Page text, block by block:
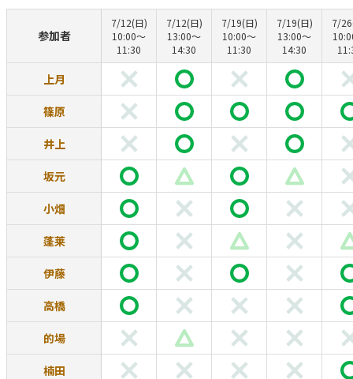
参加者
7/12(日)
10:00〜
11:30
7/12(日)
13:00〜
14:30
7/19(日)
10:00〜
11:30
7/19(日)
13:00〜
14:30
7/
上月
篠原
井上
坂元
小畑
蓬莱
伊藤
高橋
的場
楠田